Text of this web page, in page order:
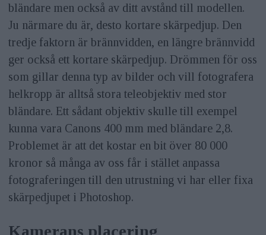
bländare men också av ditt avstånd till modellen.
Ju närmare du är, desto kortare skärpedjup. Den
tredje faktorn är brännvidden, en längre brännvidd
ger också ett kortare skärpedjup. Drömmen för oss
som gillar denna typ av bilder och vill fotografera
helkropp är alltså stora teleobjektiv med stor
bländare. Ett sådant objektiv skulle till exempel
kunna vara Canons 400 mm med bländare 2,8.
Problemet är att det kostar en bit över 80 000
kronor så många av oss får i stället anpassa
fotograferingen till den utrustning vi har eller fixa
skärpedjupet i Photoshop.
Kamerans placering